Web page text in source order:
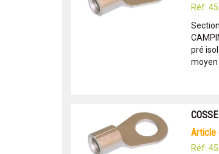
Réf:
pré
moyen
Réf: